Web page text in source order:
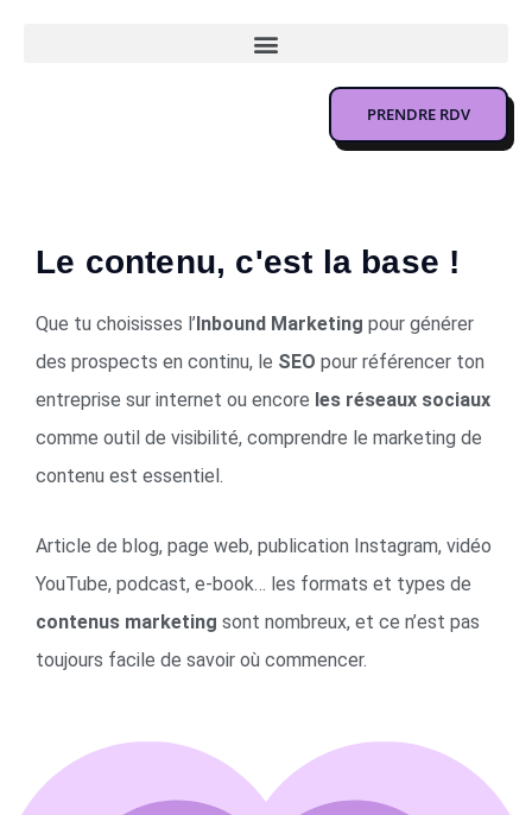
PRENDRE RDV
Le contenu, c'est la base !
Que tu choisisses l’Inbound Marketing pour générer
des prospects en continu, le SEO pour référencer ton
entreprise sur internet ou encore les réseaux sociaux
comme outil de visibilité, comprendre le marketing de
contenu est essentiel.
Article de blog, page web, publication Instagram, vidéo
YouTube, podcast, e-book… les formats et types de
contenus marketing sont nombreux, et ce n’est pas
toujours facile de savoir où commencer.